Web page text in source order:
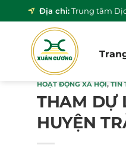
to
content
Địa chỉ:Trung tâm
HOẠT ĐỘNG XÃ HỘI, TIN
THAM DỰ
HUYỆN